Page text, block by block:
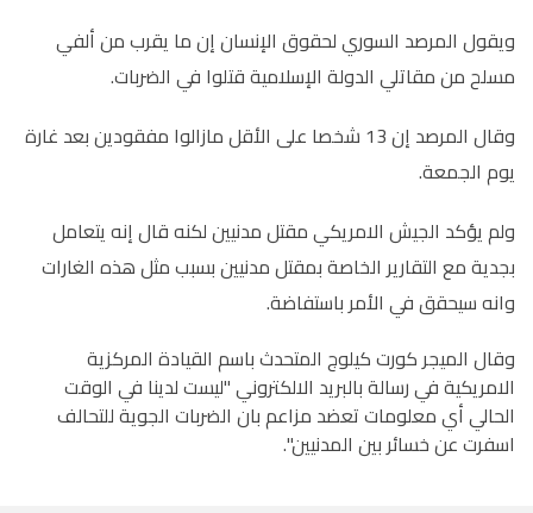
ويقول المرصد السوري لحقوق الإنسان إن ما يقرب من ألفي
مسلح من مقاتلي الدولة الإسلامية قتلوا في الضربات.
وقال المرصد إن 13 شخصا على الأقل مازالوا مفقودين بعد غارة
يوم الجمعة.
ولم يؤكد الجيش الامريكي مقتل مدنيين لكنه قال إنه يتعامل
بجدية مع التقارير الخاصة بمقتل مدنيين بسبب مثل هذه الغارات
وانه سيحقق في الأمر باستفاضة.
وقال الميجر كورت كيلوج المتحدث باسم القيادة المركزية
الامريكية في رسالة بالبريد الالكتروني "ليست لدينا في الوقت
الحالي أي معلومات تعضد مزاعم بان الضربات الجوية للتحالف
اسفرت عن خسائر بين المدنيين".